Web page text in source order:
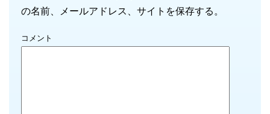
の名前、メールアドレス、サイトを保存する。
コメント